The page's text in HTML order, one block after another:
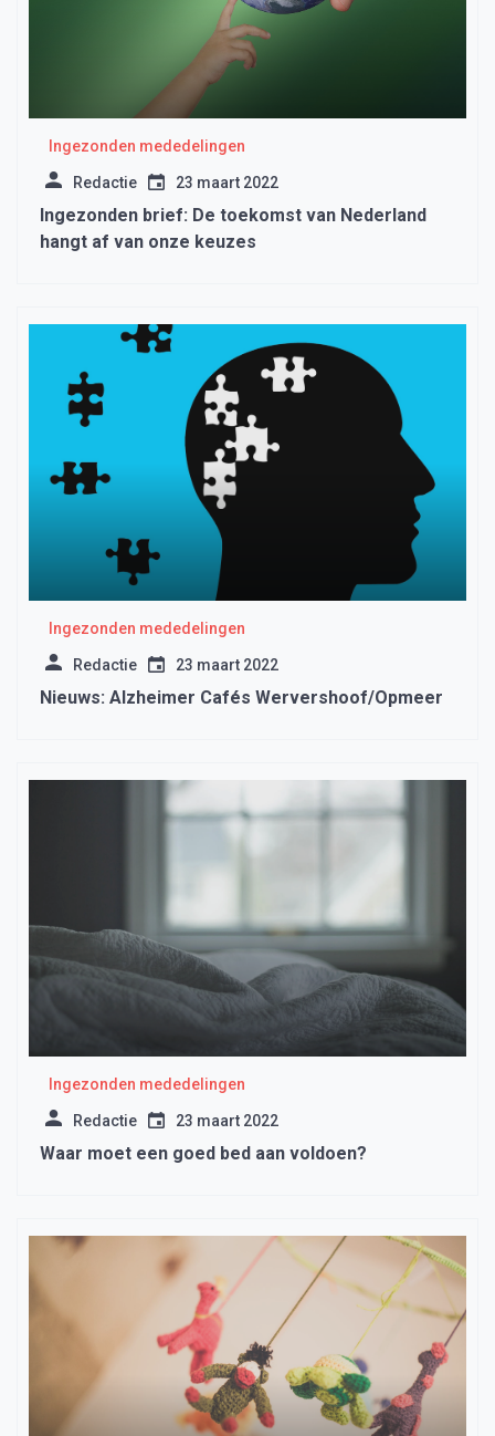
Ingezonden mededelingen
Redactie 23 maart 2022
Ingezonden brief: De toekomst van Nederland
hangt af van onze keuzes
Ingezonden mededelingen
Redactie 23 maart 2022
Nieuws: Alzheimer Cafés Wervershoof/Opmeer
Ingezonden mededelingen
Redactie 23 maart 2022
Waar moet een goed bed aan voldoen?